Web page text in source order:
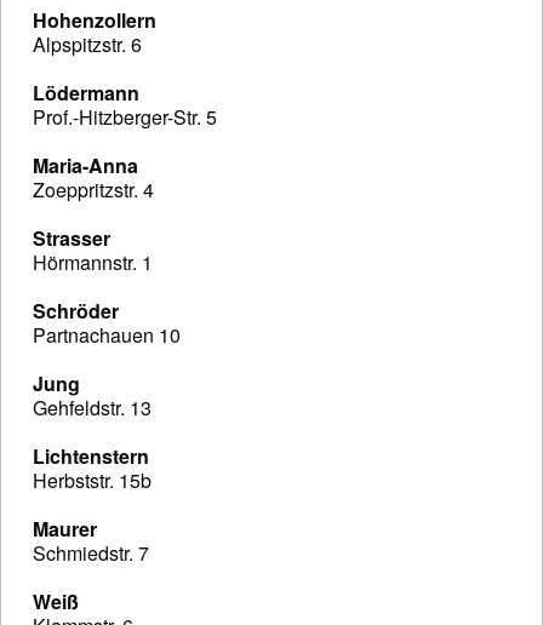
Hohenzollern
Alpspitzstr. 6
Lödermann
Prof.-Hitzberger-Str. 5
Maria-Anna
Zoeppritzstr. 4
Strasser
Hörmannstr. 1
Schröder
Partnachauen 10
Jung
Gehfeldstr. 13
Lichtenstern
Herbststr. 15b
Maurer
Schmiedstr. 7
Weiß